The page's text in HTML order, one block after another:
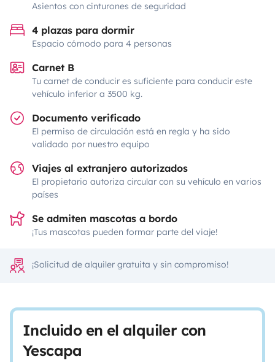
Asientos con cinturones de seguridad
4 plazas para dormir
Espacio cómodo para 4 personas
Carnet B
Tu carnet de conducir es suficiente para conducir este
vehículo inferior a 3500 kg.
Documento verificado
El permiso de circulación está en regla y ha sido
validado por nuestro equipo
Viajes al extranjero autorizados
El propietario autoriza circular con su vehículo en varios
países
Se admiten mascotas a bordo
¡Tus mascotas pueden formar parte del viaje!
¡Solicitud de alquiler gratuita y sin compromiso!
Incluido en el alquiler con
Yescapa